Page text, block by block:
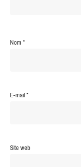
Nom*
E-mail*
Site web